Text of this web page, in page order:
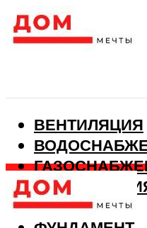
ВЕНТИЛЯЦИЯ
ОТОПЛЕНИЕ